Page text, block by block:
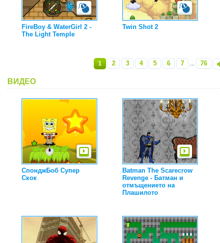
FireBoy & WaterGirl 2 -
The Light Temple
Twin Shot 2
1 2 3 4 5 6 7 ... 76»
ВИДЕО
СпонджБоб Супер
Скок
Batman The Scarecrow
Revenge - Батман и
отмъщението на
Плашилото